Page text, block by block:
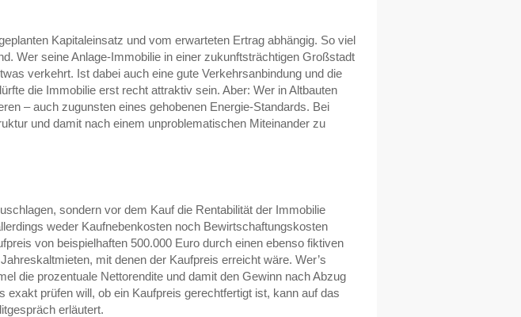
Kapitaleinsatz und vom erwarteten Ertrag abhängig. So viel
Wer seine Anlage-Immobilie in einer zukunftsträchtigen Großstadt
verkehrt. Ist dabei auch eine gute Verkehrsanbindung und die
die Immobilie erst recht attraktiv sein. Aber: Wer in Altbauten
– auch zugunsten eines gehobenen Energie-Standards. Bei
und damit nach einem unproblematischen Miteinander zu
sondern vor dem Kauf die Rentabilität der Immobilie
weder Kaufnebenkosten noch Bewirtschaftungskosten
von beispielhaften 500.000 Euro durch einen ebenso fiktiven
mit denen der Kaufpreis erreicht wäre. Wer’s
die prozentuale Nettorendite und damit den Gewinn nach Abzug
prüfen will, ob ein Kaufpreis gerechtfertigt ist, kann auf das
erläutert.